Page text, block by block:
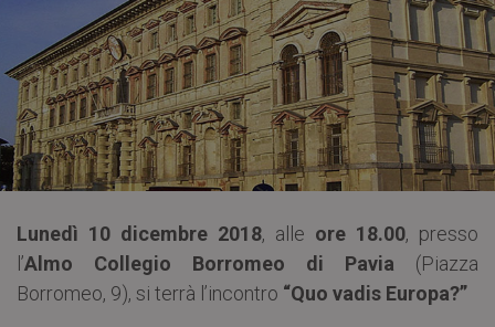
Lunedì 10 dicembre 2018, alle ore 18.00, presso
l’Almo Collegio Borromeo di Pavia (Piazza
Borromeo, 9), si terrà l’incontro “Quo vadis Europa?”